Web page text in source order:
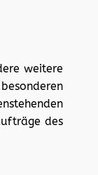
weitere
des